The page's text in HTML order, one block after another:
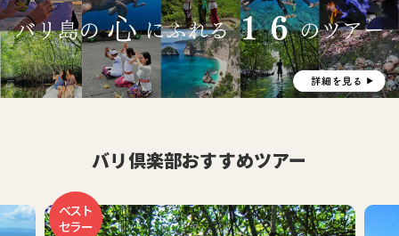
バリ倶楽部おすすめツアー
ベスト
セラー